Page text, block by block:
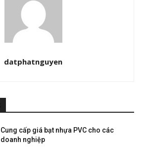
datphatnguyen
Cung cấp giá bạt nhựa PVC cho các
doanh nghiệp